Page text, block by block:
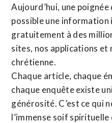
Aujourd’hui, une
possible une information
gratuitement à des
sites, nos applications et
chrétienne.
Chaque article, chaque
chaque enquête existe
générosité. C’est ce qui
l’immense soif